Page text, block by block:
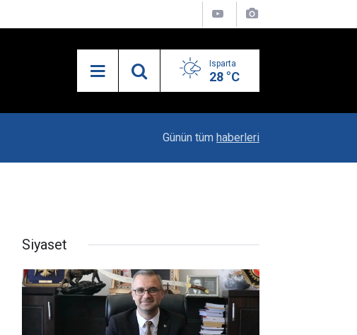
Isparta
28 °C
Uzaktan Hasta Değerlendirme Sistemi İle Yeni
Günün tüm haberleri
Siyaset